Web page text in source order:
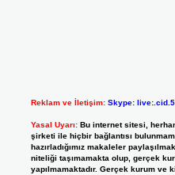
Reklam ve İletişim: Skype:
Yasal Uyarı: Bu internet sitesi,
şirketi ile hiçbir bağlantısı
hazırladığımız makaleler
niteliği taşımamakta olup, gerçek
yapılmamaktadır. Gerçek kurum